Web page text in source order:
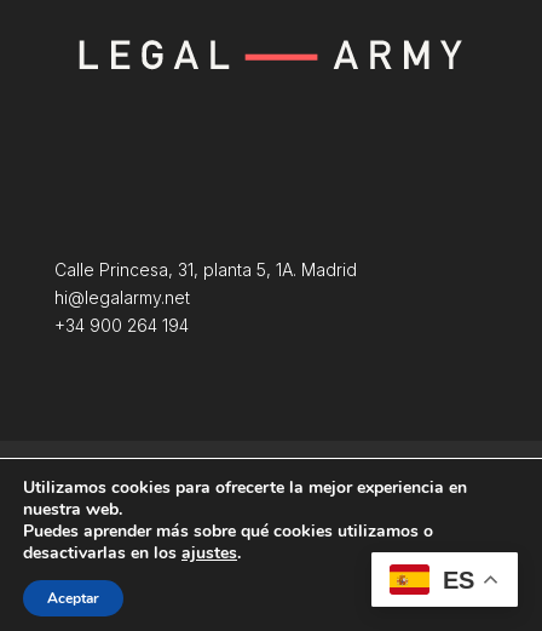
Calle Princesa, 31, planta 5, 1A. Madrid
hi@legalarmy.net
+34 900 264 194
Política de Cookies
Producida por Tempus Fugit Studio
ES
Utilizamos cookies para ofrecerte la mejor experiencia en
nuestra web.
Puedes aprender más sobre qué cookies utilizamos o
desactivarlas en los ajustes.
Aceptar